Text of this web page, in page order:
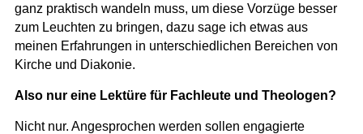
ganz praktisch wandeln muss, um diese Vorzüge besser
zum Leuchten zu bringen, dazu sage ich etwas aus
meinen Erfahrungen in unterschiedlichen Bereichen von
Kirche und Diakonie.
Also nur eine Lektüre für Fachleute und Theologen?
Nicht nur. Angesprochen werden sollen engagierte